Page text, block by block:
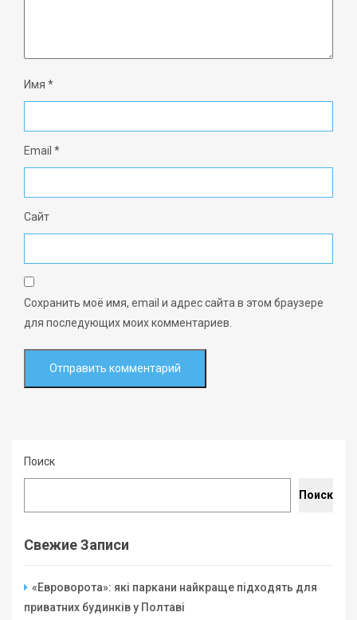
Имя *
Email *
Сайт
Сохранить моё имя, email и адрес сайта в этом браузере
для последующих моих комментариев.
Поиск
Поиск
Свежие Записи
«Евроворота»: які паркани найкраще підходять для
приватних будинків у Полтаві